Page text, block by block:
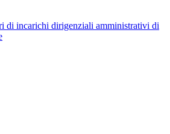
di incarichi dirigenziali amministrativi di